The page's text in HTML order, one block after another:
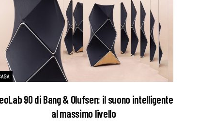
90 di Bang & Olufsen: il suono intelligente
al massimo livello